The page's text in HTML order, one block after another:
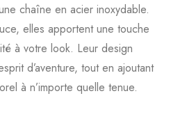
chaîne en acier inoxydable.
elles apportent une touche
à votre look. Leur design
d’aventure, tout en ajoutant
à n’importe quelle tenue.